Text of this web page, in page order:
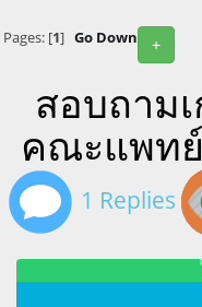
+
Pages: [1] Go Down
สอบถาม
คณะแพท
1 Replies